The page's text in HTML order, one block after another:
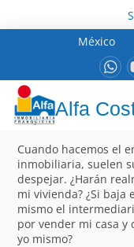
México
Alfa
Cuando hacemos el
inmobiliaria, suelen
despejar. ¿Harán
mi vivienda? ¿Si
mismo el
por vender mi casa y
yo mismo?